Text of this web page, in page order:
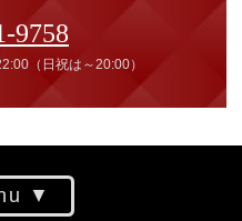
9758
（日祝は～20:00）